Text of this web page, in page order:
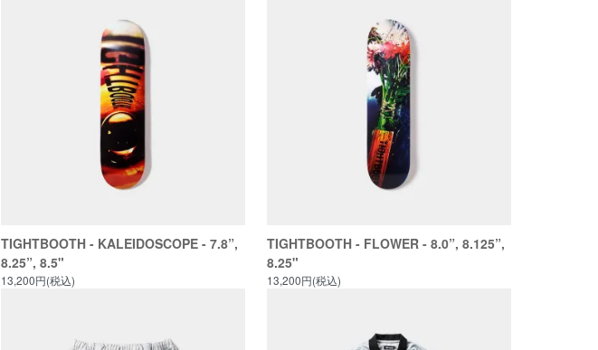
TIGHTBOOTH - KALEIDOSCOPE - 7.8”,
8.25”, 8.5"
13,200円(税込)
TIGHTBOOTH - FLOWER - 8.0”, 8.125”,
8.25"
13,200円(税込)